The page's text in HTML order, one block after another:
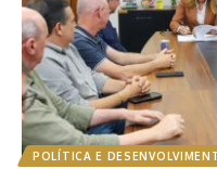
POLÍTICA E